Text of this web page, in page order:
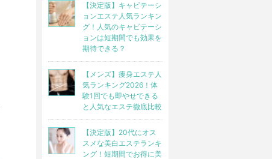
【決定版】キャビテーシ
ョンエステ人気ランキン
グ！人気のキャビテーシ
ョンは短期間でも効果を
期待できる？
【メンズ】痩身エステ人
気ランキング2026！体
験1回でも即やせできる
と人気なエステ徹底比較
【決定版】20代にオス
スメな美白エステランキ
ング！短期間でお得に美